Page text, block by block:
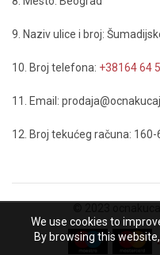
9. Naziv ulice i broj:
10. Broj telefona: +38164 64
11. Email:
12. Broj tekućeg računa:
We use cookies to
By browsing this